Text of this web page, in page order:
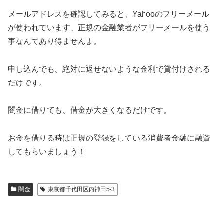
メールアドレスを確認してみると、Yahooのフリーメール
が使われています、正規の金融業者がフリーメールを使う
事なんてあり得ませんよ。
申し込んでも、絶対に返せないような金利で貸付けされる
だけです。
闇金に借りても、借金が大きくなるだけです。
お金を借りる時は正規の登録をしている消費者金融に融資
してもらいましょう！
闇金 東京都千代田区内神田5-3